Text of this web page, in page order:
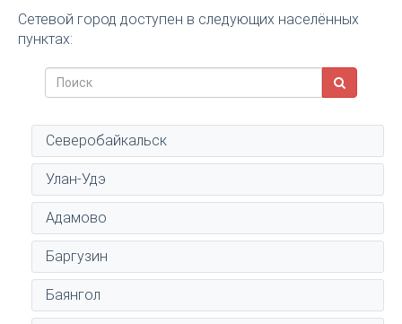
Сетевой город доступен в следующих населённых
пунктах:
Северобайкальск
Улан-Удэ
Адамово
Баргузин
Баянгол